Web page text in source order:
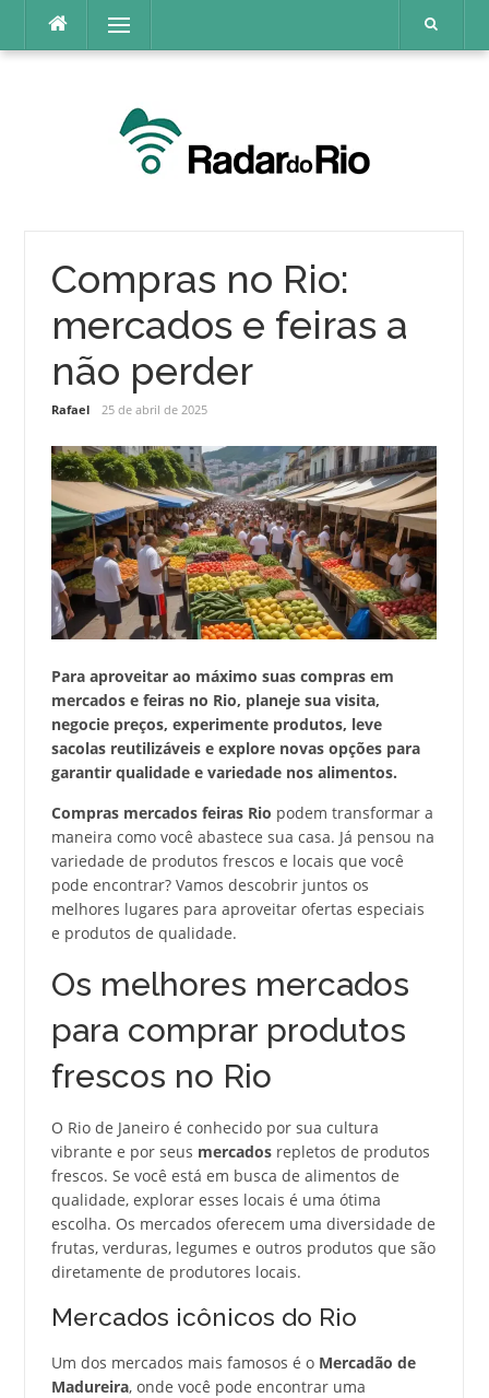
o
Menu
Compras no Rio:
mercados e feiras a
não perder
Rafael 25 de abril de 2025
Para aproveitar ao máximo suas compras em
mercados e feiras no Rio, planeje sua visita,
negocie preços, experimente produtos, leve
sacolas reutilizáveis e explore novas opções para
garantir qualidade e variedade nos alimentos.
Compras mercados feiras Rio podem transformar a
maneira como você abastece sua casa. Já pensou na
variedade de produtos frescos e locais que você
pode encontrar? Vamos descobrir juntos os
melhores lugares para aproveitar ofertas especiais
e produtos de qualidade.
Os melhores mercados
para comprar produtos
frescos no Rio
O Rio de Janeiro é conhecido por sua cultura
vibrante e por seus mercadosrepletos de produtos
frescos. Se você está em busca de alimentos de
qualidade, explorar esses locais é uma ótima
escolha. Os mercados oferecem uma diversidade de
frutas, verduras, legumes e outros produtos que são
diretamente de produtores locais.
Mercados icônicos do Rio
Um dos mercados mais famosos é o Mercadão de
Madureira, onde você pode encontrar uma